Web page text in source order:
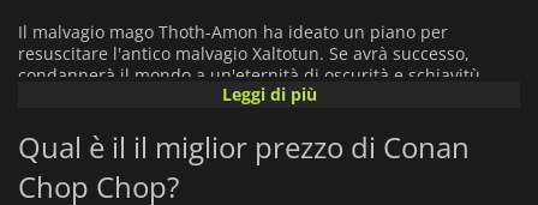
Il malvagio mago Thoth-Amon ha ideato un piano per
resuscitare l'antico malvagio Xaltotun. Se avrà successo,
condannerà il mondo a un'eternità di oscurità e schiavitù.
Solo tu puoi fermarlo, ma per farlo, devi usare tutto il tuo
Leggi di più
Qual è il il miglior prezzo di Conan
Chop Chop?